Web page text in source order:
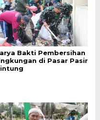
Bakti Pembersihan
di Pasar Pasir